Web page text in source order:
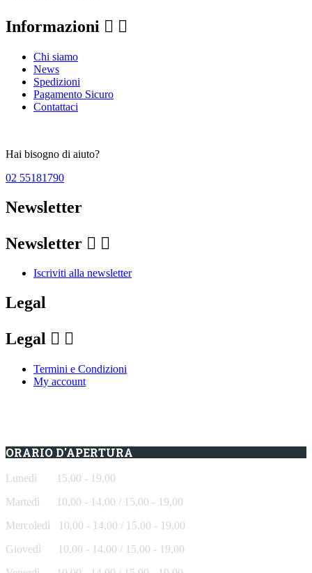
Informazioni  
Chi siamo
News
Spedizioni
Pagamento Sicuro
Contattaci
Hai bisogno di aiuto?
02 55181790
Newsletter
Newsletter  
Iscriviti alla newsletter
Legal
Legal  
Termini e Condizioni
My account
ORARIO D'APERTURA
Lunedì 15,00 - 19,00
Martedì 10,00 - 14,00 / 15,00 - 19,00
Mercoledì
10,00 - 14,00 / 15,00 - 19,00
Giovedì
10,00 - 14,00 / 15,00 - 19,00